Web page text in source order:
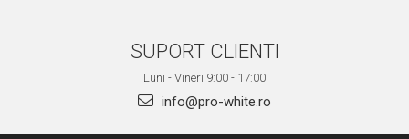
SUPORT CLIENTI
Luni - Vineri 9:00 - 17:00
info@pro-white.ro